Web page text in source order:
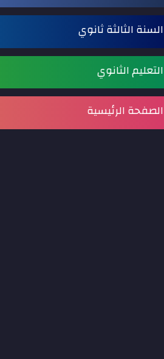
السنة الثالثة ثانوي
التعليم الثانوي
الصفحة الرئيسية